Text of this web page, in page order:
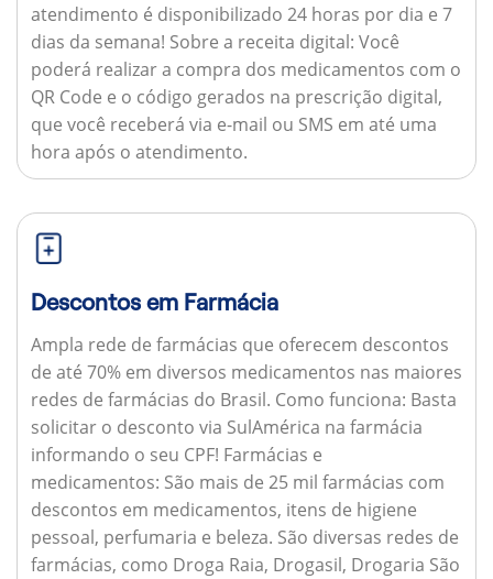
atendimento é disponibilizado 24 horas por dia e 7
dias da semana! Sobre a receita digital: Você
poderá realizar a compra dos medicamentos com o
QR Code e o código gerados na prescrição digital,
que você receberá via e-mail ou SMS em até uma
hora após o atendimento.
Descontos em Farmácia
Ampla rede de farmácias que oferecem descontos
de até 70% em diversos medicamentos nas maiores
redes de farmácias do Brasil. Como funciona: Basta
solicitar o desconto via SulAmérica na farmácia
informando o seu CPF! Farmácias e
medicamentos: São mais de 25 mil farmácias com
descontos em medicamentos, itens de higiene
pessoal, perfumaria e beleza. São diversas redes de
farmácias, como Droga Raia, Drogasil, Drogaria São